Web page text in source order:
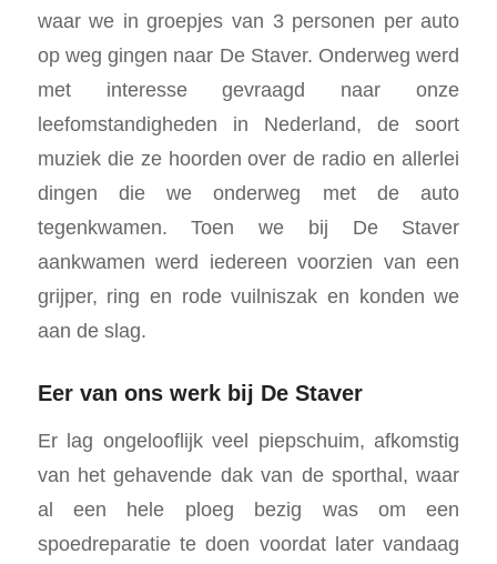
waar we in groepjes van 3 personen per auto
op weg gingen naar De Staver. Onderweg werd
met interesse gevraagd naar onze
leefomstandigheden in Nederland, de soort
muziek die ze hoorden over de radio en allerlei
dingen die we onderweg met de auto
tegenkwamen. Toen we bij De Staver
aankwamen werd iedereen voorzien van een
grijper, ring en rode vuilniszak en konden we
aan de slag.
Eer van ons werk bij De Staver
Er lag ongelooflijk veel piepschuim, afkomstig
van het gehavende dak van de sporthal, waar
al een hele ploeg bezig was om een
spoedreparatie te doen voordat later vandaag